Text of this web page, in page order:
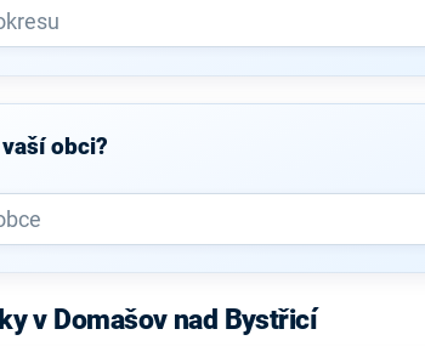
obci?
v Domašov nad Bystřicí